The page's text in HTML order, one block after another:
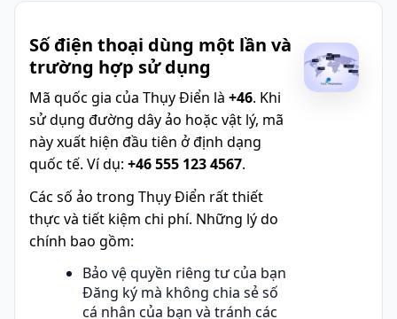
Số điện thoại dùng một lần và
trường hợp sử dụng
Mã quốc gia của Thụy Điển là +46. Khi
sử dụng đường dây ảo hoặc vật lý, mã
này xuất hiện đầu tiên ở định dạng
quốc tế. Ví dụ: +46 555 123 4567.
Các số ảo trong Thụy Điển rất thiết
thực và tiết kiệm chi phí. Những lý do
chính bao gồm:
Bảo vệ quyền riêng tư của bạn
Đăng ký mà không chia sẻ số
cá nhân của bạn và tránh các